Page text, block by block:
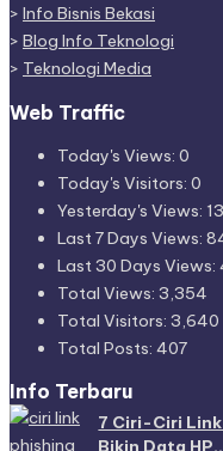
> Info Bisnis Bekasi
> Blog Info Teknologi
> Teknologi Media
Web Traffic
Today's Views: 0
Today's Visitors: 0
Yesterday's Views: 13
Last 7 Days Views:
Last 30 Days Views:
Total Views: 3,354
Total Visitors: 3,640
Total Posts: 407
Info Terbaru
7 Ciri-Ciri
Bikin Data